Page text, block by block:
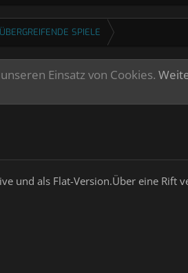
SPIELE
Einsatz von Cookies.
und als Flat-Version.Über eine Rift